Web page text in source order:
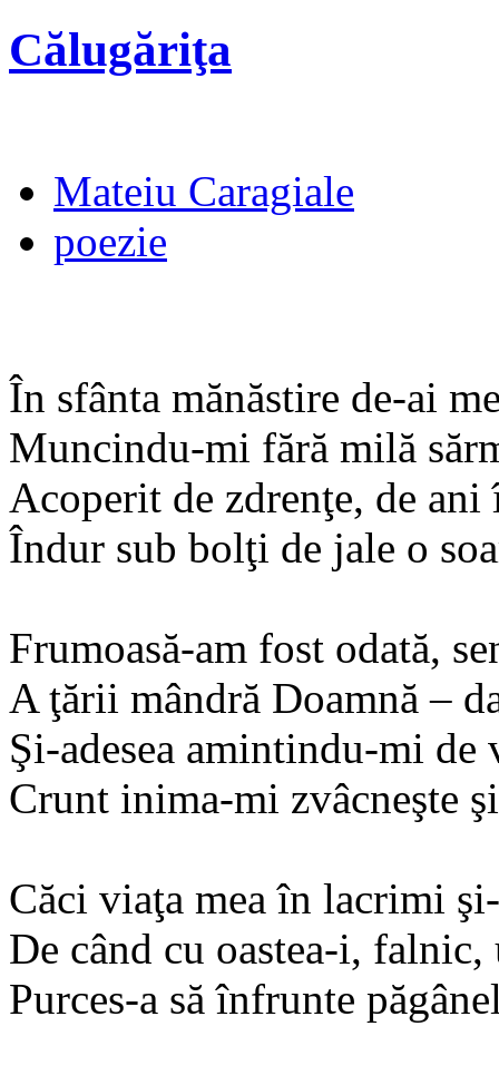
Călugăriţa
Mateiu Caragiale
poezie
În sfânta mănăstire de-ai
Muncindu-mi fără milă
Acoperit de zdrenţe, de ani
Îndur sub bolţi de jale o
Frumoasă-am fost odată,
A ţării mândră Doamnă –
Şi-adesea amintindu-mi de
Crunt inima-mi zvâcneşte
Căci viaţa mea în lacrimi
De când cu oastea-i,
Purces-a să înfrunte